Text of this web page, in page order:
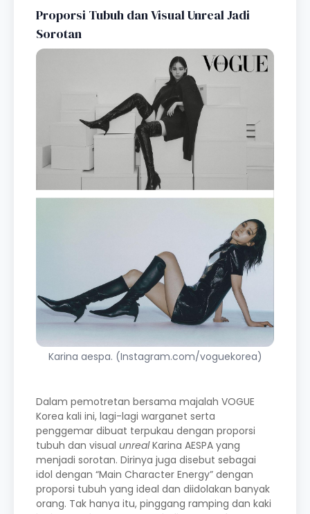
Proporsi Tubuh dan Visual Unreal Jadi
Sorotan
Karina aespa. (Instagram.com/voguekorea)
Dalam pemotretan bersama majalah VOGUE
Korea kali ini, lagi-lagi warganet serta
penggemar dibuat terpukau dengan proporsi
tubuh dan visual unrealKarina AESPA yang
menjadi sorotan. Dirinya juga disebut sebagai
idol dengan “Main Character Energy” dengan
proporsi tubuh yang ideal dan diidolakan banyak
orang. Tak hanya itu, pinggang ramping dan kaki